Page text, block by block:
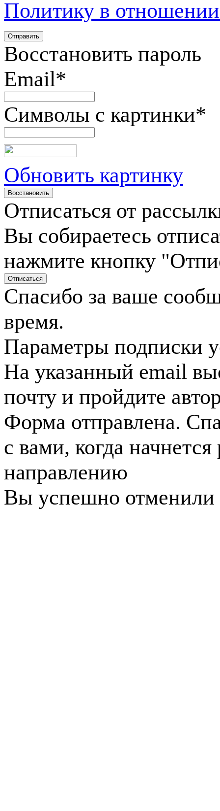
Политику в
Восстановить пароль
Email*
Символы с картинки*
Обновить картинку
Отписаться от
Вы собираетесь
нажмите кнопку
Спасибо за ваше
время.
Параметры подписки
На указанный email
почту и пройдите
Форма отправлена.
с вами, когда
направлению
Вы успешно отменили